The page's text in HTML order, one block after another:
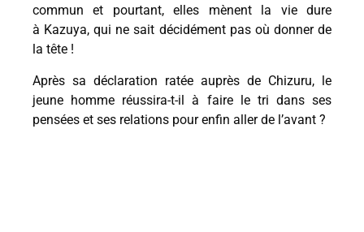
commun et pourtant, elles mènent la vie dure
à Kazuya, qui ne sait décidément pas où donner de
la tête !
Après sa déclaration ratée auprès de Chizuru, le
jeune homme réussira-t-il à faire le tri dans ses
pensées et ses relations pour enfin aller de l’avant ?